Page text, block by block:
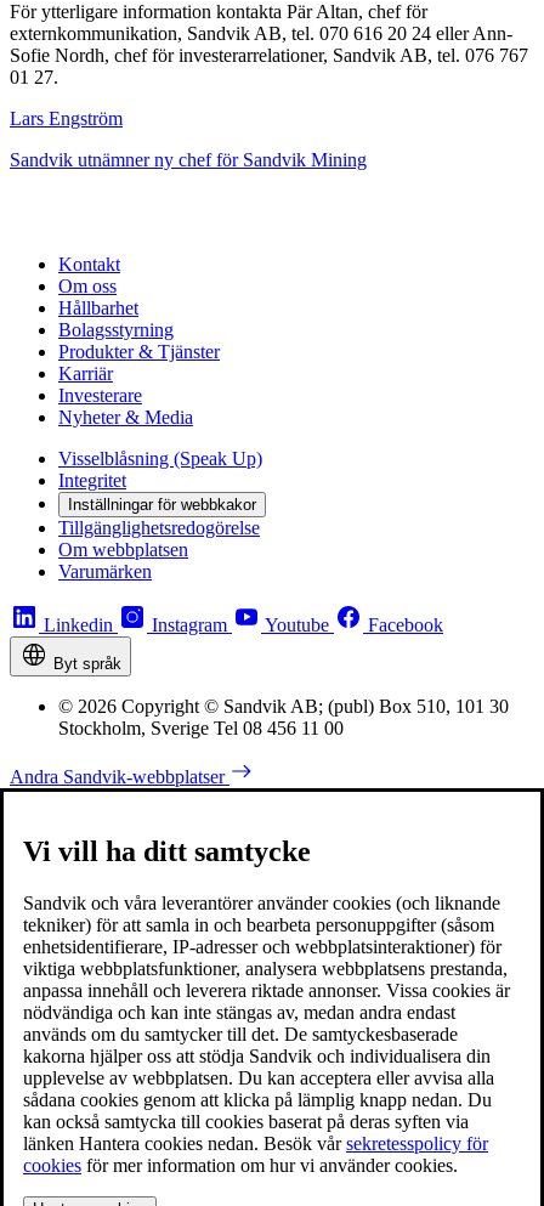
För ytterligare information kontakta Pär Altan, chef för
externkommunikation, Sandvik AB, tel. 070 616 20 24 eller Ann-
Sofie Nordh, chef för investerarrelationer, Sandvik AB, tel. 076 767
01 27.
Lars Engström
Sandvik utnämner ny chef för Sandvik Mining
Kontakt
Om oss
Hållbarhet
Bolagsstyrning
Produkter & Tjänster
Karriär
Investerare
Nyheter & Media
Visselblåsning (Speak Up)
Integritet
Inställningar för webbkakor
Tillgänglighetsredogörelse
Om webbplatsen
Varumärken
Linkedin Instagram Youtube Facebook
Byt språk
© 2026 Copyright © Sandvik AB; (publ) Box 510, 101 30
Stockholm, Sverige Tel 08 456 11 00
Andra Sandvik-webbplatser
Vi vill ha ditt samtycke
Sandvik och våra leverantörer använder cookies (och liknande
tekniker) för att samla in och bearbeta personuppgifter (såsom
enhetsidentifierare, IP-adresser och webbplatsinteraktioner) för
viktiga webbplatsfunktioner, analysera webbplatsens prestanda,
anpassa innehåll och leverera riktade annonser. Vissa cookies är
nödvändiga och kan inte stängas av, medan andra endast
används om du samtycker till det. De samtyckesbaserade
kakorna hjälper oss att stödja Sandvik och individualisera din
upplevelse av webbplatsen. Du kan acceptera eller avvisa alla
sådana cookies genom att klicka på lämplig knapp nedan. Du
kan också samtycka till cookies baserat på deras syften via
länken Hantera cookies nedan. Besök vårsekretesspolicy för
cookies för mer information om hur vi använder cookies.